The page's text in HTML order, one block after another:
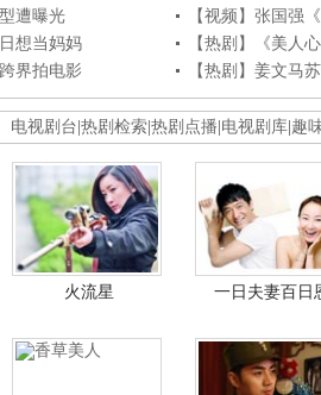
遭曝光
【视频】张国强
想当妈妈
【热剧】《美人
界拍电影
【热剧】姜文马
电视剧台 热剧检索 热剧点播 电视剧库 趣
火流星 一日夫妻百日